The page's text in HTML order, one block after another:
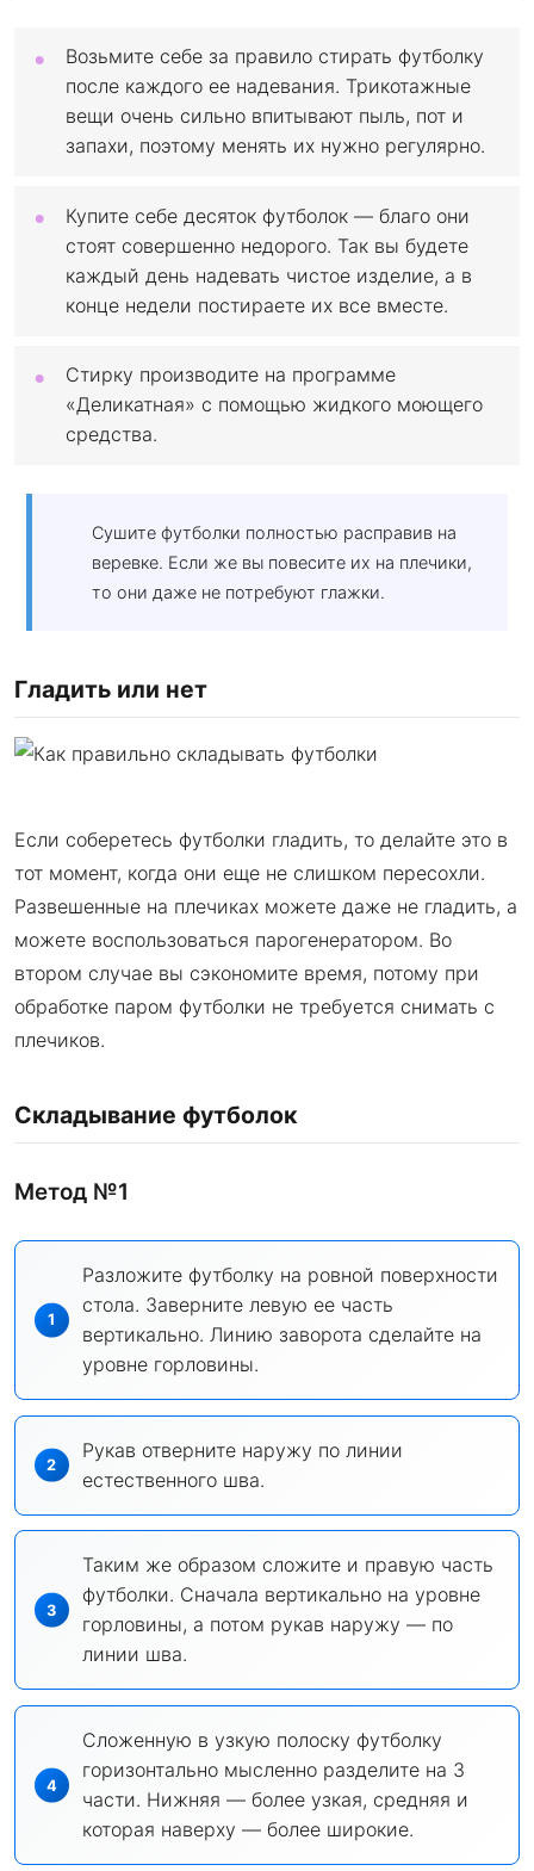
Возьмите себе за правило стирать футболку
после каждого ее надевания. Трикотажные
вещи очень сильно впитывают пыль, пот и
запахи, поэтому менять их нужно регулярно.
Купите себе десяток футболок — благо они
стоят совершенно недорого. Так вы будете
каждый день надевать чистое изделие, а в
конце недели постираете их все вместе.
Стирку производите на программе
«Деликатная» с помощью жидкого моющего
средства.
Сушите футболки полностью расправив на
веревке. Если же вы повесите их на плечики,
то они даже не потребуют глажки.
Гладить или нет
Если соберетесь футболки гладить, то делайте это в
тот момент, когда они еще не слишком пересохли.
Развешенные на плечиках можете даже не гладить, а
можете воспользоваться парогенератором. Во
втором случае вы сэкономите время, потому при
обработке паром футболки не требуется снимать с
плечиков.
Складывание футболок
Метод №1
Разложите футболку на ровной поверхности
стола. Заверните левую ее часть
вертикально. Линию заворота сделайте на
уровне горловины.
Рукав отверните наружу по линии
естественного шва.
Таким же образом сложите и правую часть
футболки. Сначала вертикально на уровне
горловины, а потом рукав наружу — по
линии шва.
Сложенную в узкую полоску футболку
горизонтально мысленно разделите на 3
части. Нижняя — более узкая, средняя и
которая наверху — более широкие.